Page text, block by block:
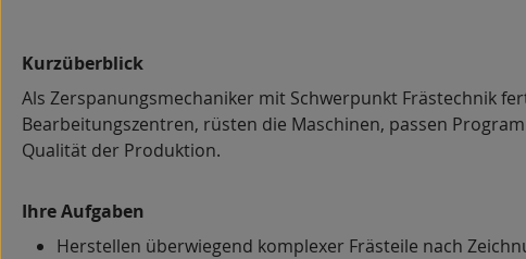
Kurzüberblick
Als Zerspanungsmechaniker mit Schwerpunkt Frästechnik
Bearbeitungszentren, rüsten die Maschinen, passen
Qualität der Produktion.
Ihre Aufgaben
Herstellen überwiegend komplexer Frästeile nach